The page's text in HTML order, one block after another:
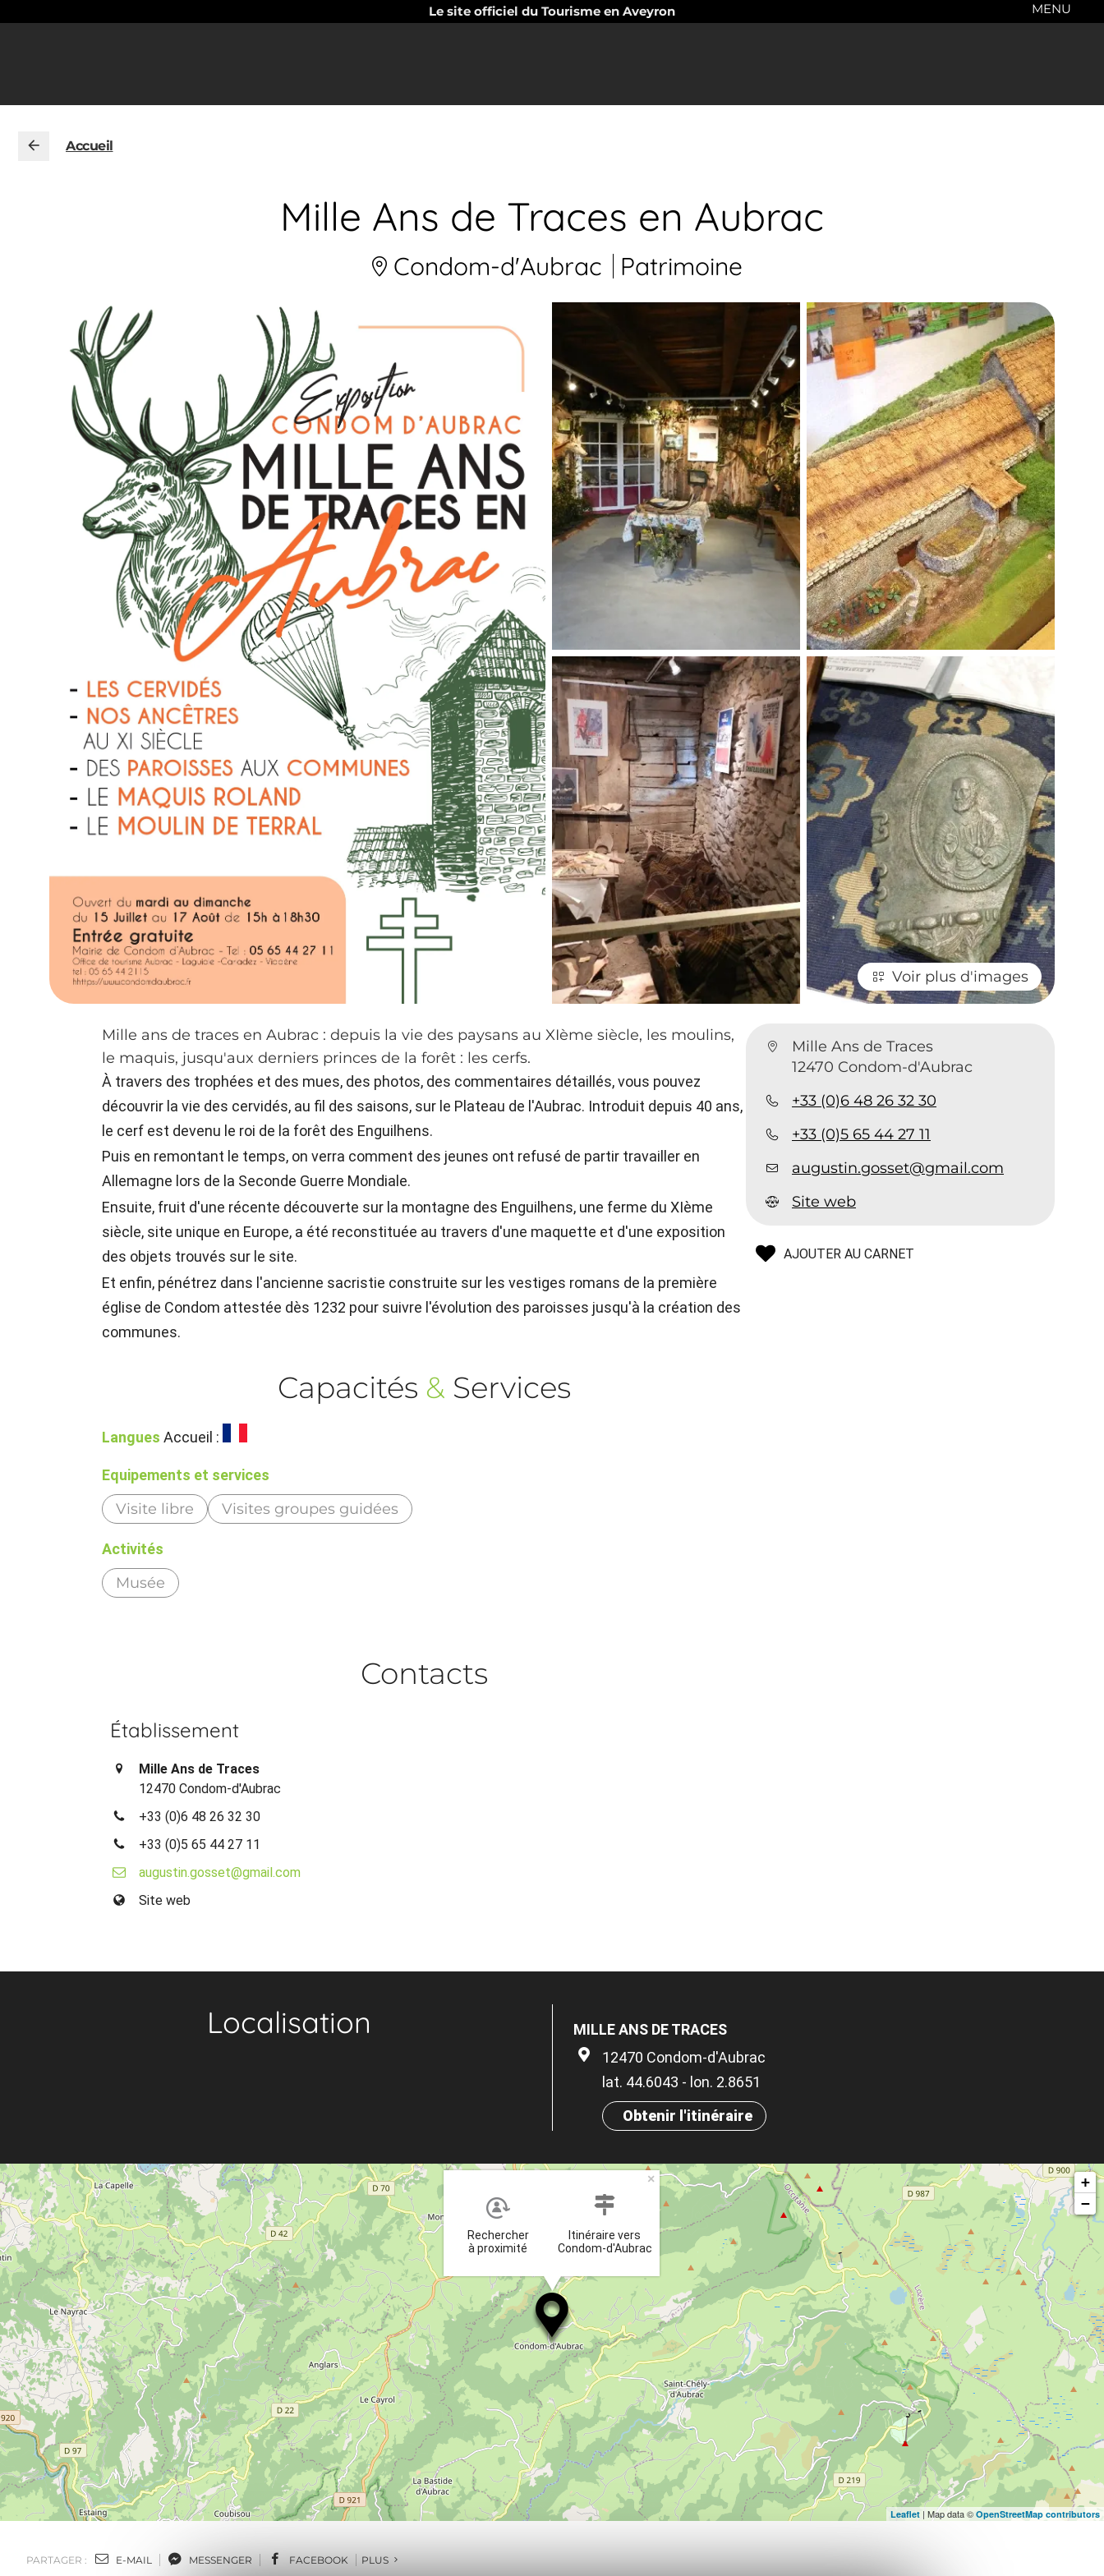
Le site officiel du Tourisme en Aveyron MENU
Accueil
Mille Ans de Traces en Aubrac
Condom-d'Aubrac Patrimoine
Voir plus d'images
Mille Ans de Traces
12470 Condom-d'Aubrac
+33 (0)6 48 26 32 30
+33 (0)5 65 44 27 11
augustin.gosset@gmail.com
Site web
AJOUTER AU CARNET
Mille ans de traces en Aubrac : depuis la vie des paysans au XIème siècle, les moulins,
le maquis, jusqu'aux derniers princes de la forêt : les cerfs.
À travers des trophées et des mues, des photos, des commentaires détaillés, vous pouvez
découvrir la vie des cervidés, au fil des saisons, sur le Plateau de l'Aubrac. Introduit depuis 40 ans,
le cerf est devenu le roi de la forêt des Enguilhens.
Puis en remontant le temps, on verra comment des jeunes ont refusé de partir travailler en
Allemagne lors de la Seconde Guerre Mondiale.
Ensuite, fruit d'une récente découverte sur la montagne des Enguilhens, une ferme du XIème
siècle, site unique en Europe, a été reconstituée au travers d'une maquette et d'une exposition
des objets trouvés sur le site.
Et enfin, pénétrez dans l'ancienne sacristie construite sur les vestiges romans de la première
église de Condom attestée dès 1232 pour suivre l'évolution des paroisses jusqu'à la création des
communes.
Capacités & Services
Langues Accueil :
Equipements et services
Visite libre Visites groupes guidées
Activités
Musée
Contacts
Établissement
Mille Ans de Traces
12470 Condom-d'Aubrac
+33 (0)6 48 26 32 30
+33 (0)5 65 44 27 11
augustin.gosset@gmail.com
Site web
Localisation
MILLE ANS DE TRACES
12470 Condom-d'Aubrac
lat. 44.6043 - lon. 2.8651
Obtenir l'itinéraire
Rechercher
à proximité
Itinéraire vers
Condom-d'Aubrac
×
+
−
Leaflet | Map data © OpenStreetMap contributors
PARTAGER : E-MAIL MESSENGER FACEBOOK PLUS